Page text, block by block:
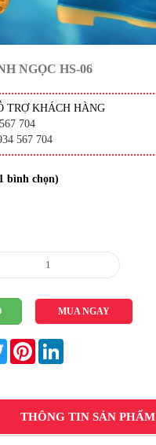
NGỌC HS-06
TRỢ KHÁCH HÀNG
704
567 704
1 bình chọn)
MUA NGAY
TwitterPinterest
THÔNG TIN SẢN PHẨM